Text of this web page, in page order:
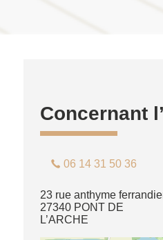
Concernant
06 14 31 50 36
23 rue anthyme
27340 PONT DE
L’ARCHE